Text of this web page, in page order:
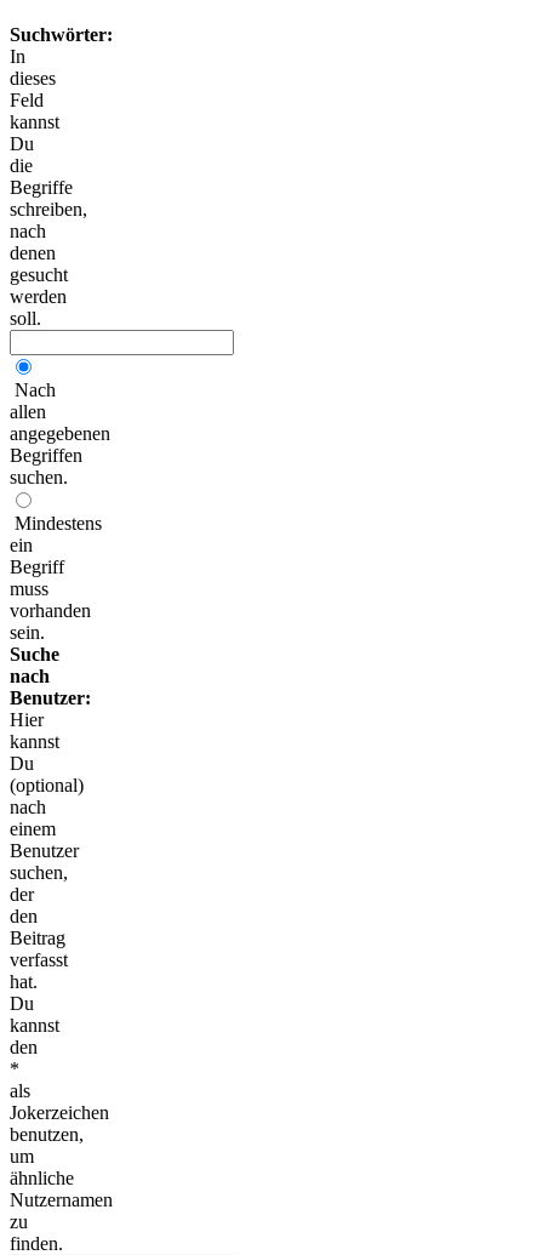
Suchwörter:
In
dieses
Feld
kannst
Du
die
Begriffe
schreiben,
nach
denen
gesucht
werden
soll.
Nach
allen
angegebenen
Begriffen
suchen.
Mindestens
ein
Begriff
muss
vorhanden
sein.
Suche
nach
Benutzer:
Hier
kannst
Du
(optional)
nach
einem
Benutzer
suchen,
der
den
Beitrag
verfasst
hat.
Du
kannst
den
*
als
Jokerzeichen
benutzen,
um
ähnliche
Nutzernamen
zu
finden.